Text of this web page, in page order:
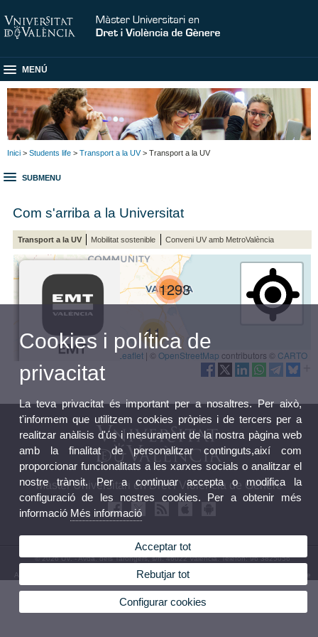
MENÚ
Inici > Students life > Transport a la UV> Transport a la UV
SUBMENU
Com s'arriba a la Universitat
Transport a la UV Mobilitat sostenible Conveni UV amb MetroValència
Màster Universitari en Dret i Violència de Gènere
© 2026 UV. - Avda. dels Tarongers, s/n. 46022 València. Telèfon: 96 3825056
Avís legal Política privacitat|Cookies| Bùstia de Contacte
Cookies i política de
privacitat
La teva privacitat és important per a nosaltres. Per això,
t'informem que utilitzem cookies pròpies i de tercers per a
realitzar anàlisis d'ús i mesurament de la nostra pàgina web
amb la finalitat de personalitzar continguts,així com
proporcionar funcionalitats a les xarxes socials o analitzar el
nostre trànsit. Per a continuar accepta o modifica la
configuració de les nostres cookies. Per a obtenir més
informació Més informació
Acceptar tot
Rebutjar tot
Configurar cookies